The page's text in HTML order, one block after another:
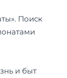
Поиск
и быт